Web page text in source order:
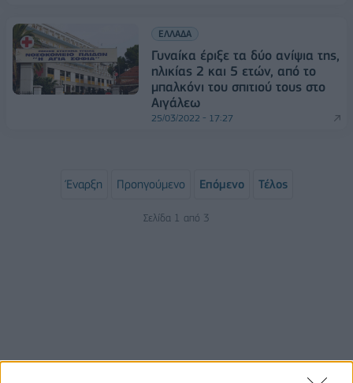
ΕΛΛΑΔΑ
Γυναίκα έριξε τα δύο ανίψια της,
ηλικίας 2 και 5 ετών, από το
μπαλκόνι του σπιτιού τους στο
Αιγάλεω
25/03/2022 - 17:27
Έναρξη Προηγούμενο Επόμενο Τέλος
Σελίδα 1 από 3